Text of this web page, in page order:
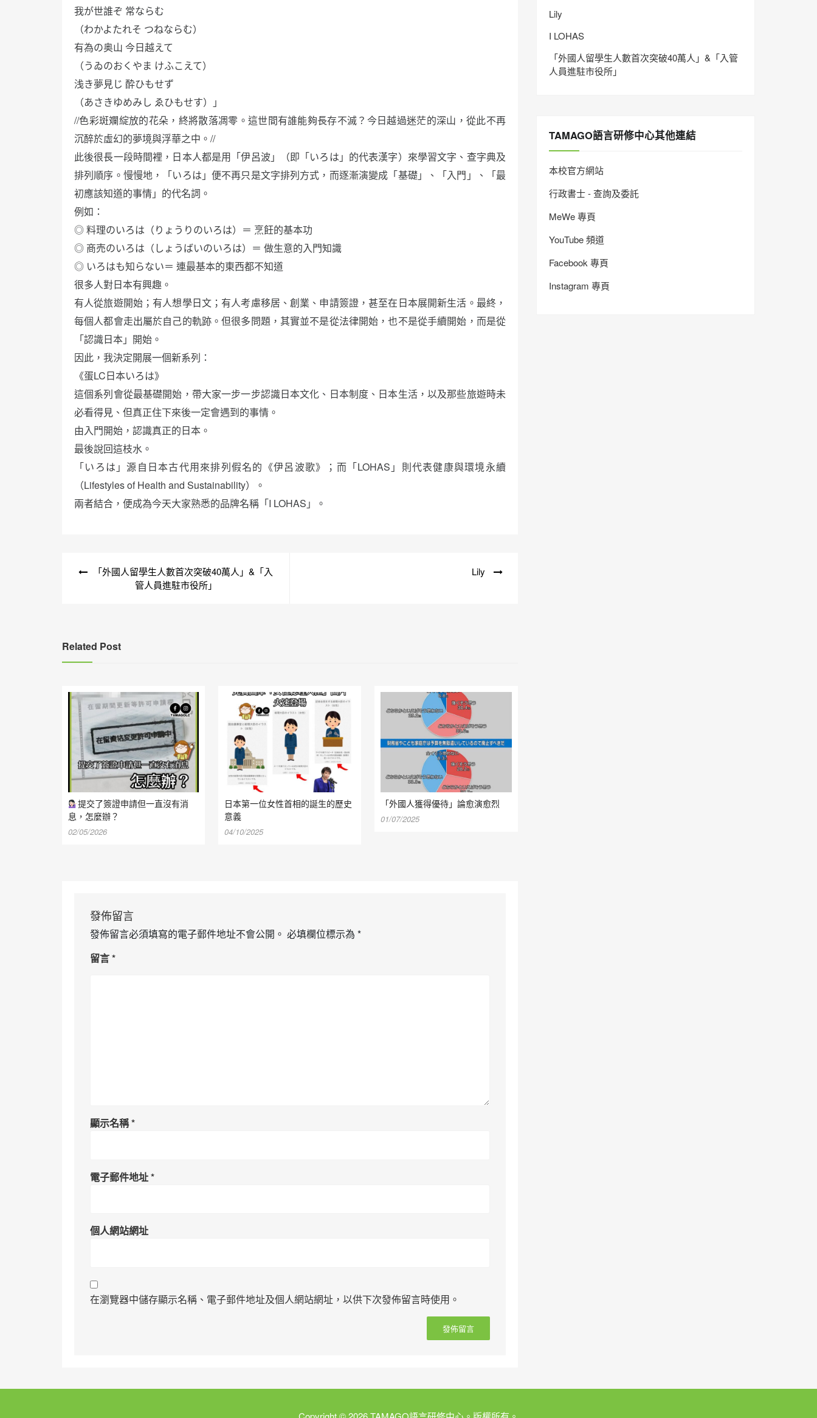
我が世誰ぞ 常ならむ
（わかよたれそ つねならむ）
有為の奥山 今日越えて
（うゐのおくやま けふこえて）
浅き夢見じ 酔ひもせず
（あさきゆめみし ゑひもせす）」
//色彩斑斕綻放的花朵，終將散落凋零。這世間有誰能夠長存不滅？今日越過迷茫的深山，從此不再
沉醉於虛幻的夢境與浮華之中。//
此後很長一段時間裡，日本人都是用「伊呂波」（即「いろは」的代表漢字）來學習文字、查字典及
排列順序。慢慢地，「いろは」便不再只是文字排列方式，而逐漸演變成「基礎」、「入門」、「最
初應該知道的事情」的代名詞。
例如：
◎ 料理のいろは（りょうりのいろは）＝ 烹飪的基本功
◎ 商売のいろは（しょうばいのいろは）＝ 做生意的入門知識
◎ いろはも知らない＝ 連最基本的東西都不知道
很多人對日本有興趣。
有人從旅遊開始；有人想學日文；有人考慮移居、創業、申請簽證，甚至在日本展開新生活。最終，
每個人都會走出屬於自己的軌跡。但很多問題，其實並不是從法律開始，也不是從手續開始，而是從
「認識日本」開始。
因此，我決定開展一個新系列：
《蛋LC日本いろは》
這個系列會從最基礎開始，帶大家一步一步認識日本文化、日本制度、日本生活，以及那些旅遊時未
必看得見、但真正住下來後一定會遇到的事情。
由入門開始，認識真正的日本。
最後說回這枝水。
「いろは」源自日本古代用來排列假名的《伊呂波歌》；而「LOHAS」則代表健康與環境永續
（Lifestyles of Health and Sustainability）。
兩者結合，便成為今天大家熟悉的品牌名稱「I LOHAS」。
「外國人留學生人數首次突破40萬人」&「入
管人員進駐市役所」
Lily
Related Post
提交了簽證申請但一直沒有消
息，怎麼辦？
02/05/2026
日本第一位女性首相的誕生的歷史
意義
04/10/2025
「外國人獲得優待」論愈演愈烈
01/07/2025
發佈留言
發佈留言必須填寫的電子郵件地址不會公開。 必填欄位標示為 *
留言*
顯示名稱*
電子郵件地址*
個人網站網址
在瀏覽器中儲存顯示名稱、電子郵件地址及個人網站網址，以供下次發佈留言時使用。
Lily
I LOHAS
「外國人留學生人數首次突破40萬人」&「入管
人員進駐市役所」
TAMAGO語言研修中心其他連結
本校官方網站
行政書士 - 查詢及委託
MeWe 專頁
YouTube 頻道
Facebook 專頁
Instagram 專頁